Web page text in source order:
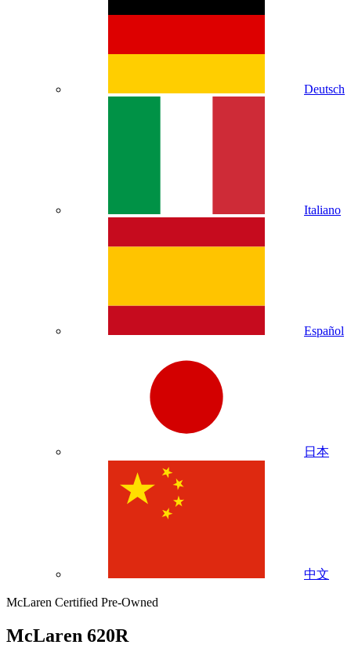
Deutsch
Italiano
Español
日本
中文
McLaren Certified Pre-Owned
McLaren 620R